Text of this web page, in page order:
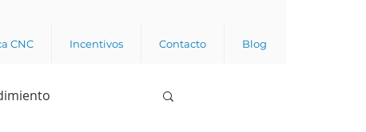
CNC Incentivos Contacto Blog